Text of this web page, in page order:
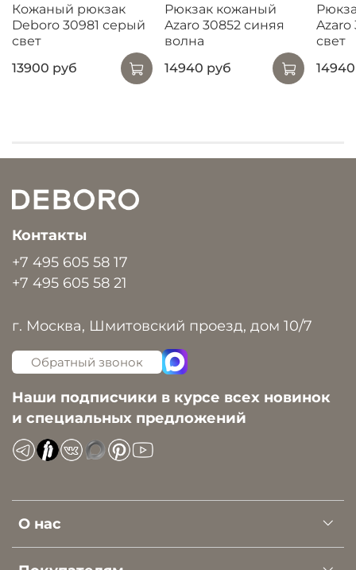
Кожаный рюкзак
Deboro 30981 серый
свет
13900 руб
Рюкзак кожаный
Azaro 30852 синяя
волна
14940 руб
свет
О нас
Контакты
+7 495 605 58 17
+7 495 605 58 21
г. Москва, Шмитовский проезд, дом 10/7
Обратный звонок
Наши подписчики в курсе всех новинок
и специальных предложений